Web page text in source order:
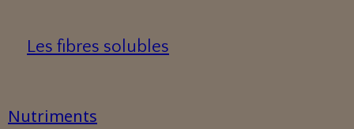
Les fibres solubles
Nutriments